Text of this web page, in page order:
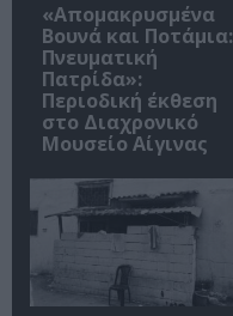
«Απομακρυσμένα
Βουνά και Ποτάμια:
Πνευματική
Πατρίδα»:
Περιοδική έκθεση
στο Διαχρονικό
Μουσείο Αίγινας